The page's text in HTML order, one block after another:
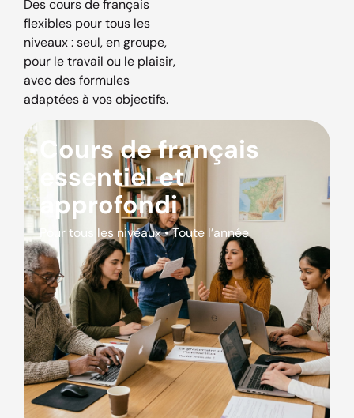
Des cours de français
flexibles pour tous les
niveaux : seul, en groupe,
pour le travail ou le plaisir,
avec des formules
adaptées à vos objectifs.
Cours de français
essentiel et
approfondi
Pour tous les niveaux • Toute l’année